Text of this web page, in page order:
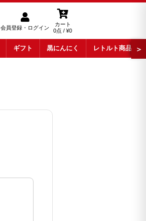
会員登録・ログイン
カート
0点 / ¥0
ギフト 黒にんにく レトルト商品 ＞